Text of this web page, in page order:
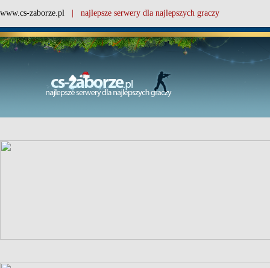
www.cs-zaborze.pl | najlepsze serwery dla najlepszych graczy